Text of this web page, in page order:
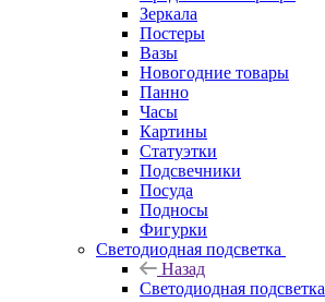
Зеркала
Постеры
Вазы
Новогодние товары
Панно
Часы
Картины
Статуэтки
Подсвечники
Посуда
Подносы
Фигурки
Светодиодная подсветка
Назад
Светодиодная подсветка